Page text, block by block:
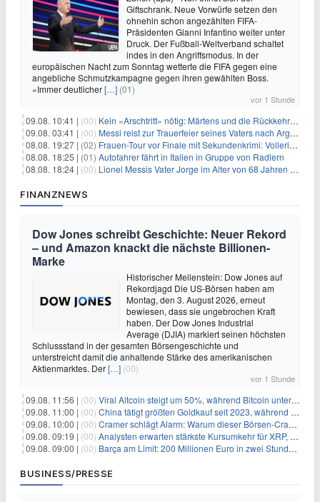
Giftschrank. Neue Vorwürfe setzen den
ohnehin schon angezählten FIFA-
Präsidenten Gianni Infantino weiter unter
Druck. Der Fußball-Weltverband schaltet
indes in den Angriffsmodus. In der
europäischen Nacht zum Sonntag wetterte die FIFA gegen eine
angebliche Schmutzkampagne gegen ihren gewählten Boss.
«Immer deutlicher[…] (01)
vor 1 Stunde
09.08. 10:41 | (00) Kein «Arschtritt» nötig: Märtens und die Rückkehr nach Paris
09.08. 03:41 | (00) Messi reist zur Trauerfeier seines Vaters nach Argentinien
08.08. 19:27 | (02) Frauen-Tour vor Finale mit Sekundenkrimi: Vollering in Gelb
08.08. 18:25 | (01) Autofahrer fährt in Italien in Gruppe von Radlern
08.08. 18:24 | (00) Lionel Messis Vater Jorge im Alter von 68 Jahren gestorben
FINANZNEWS
Dow Jones schreibt Geschichte: Neuer Rekord
– und Amazon knackt die nächste Billionen-
Marke
Historischer Meilenstein: Dow Jones auf
Rekordjagd Die US-Börsen haben am
Montag, den 3. August 2026, erneut
bewiesen, dass sie ungebrochen Kraft
haben. Der Dow Jones Industrial
Average (DJIA) markiert seinen höchsten
Schlussstand in der gesamten Börsengeschichte und
unterstreicht damit die anhaltende Stärke des amerikanischen
Aktienmarktes. Der[…] (00)
vor 1 Stunde
09.08. 11:56 | (00) Viral Altcoin steigt um 50%, während Bitcoin unter $65.000 fällt
09.08. 11:00 | (00) China tätigt größten Goldkauf seit 2023, während Goldpreis um 8% steigt
09.08. 10:00 | (00) Cramer schlägt Alarm: Warum dieser Börsen-Crash die beste Einstiegschance seit Monaten ist
09.08. 09:19 | (00) Analysten erwarten stärkste Kursumkehr für XRP, während Polymarket skeptisch bleibt
09.08. 09:00 | (00) Barça am Limit: 200 Millionen Euro in zwei Stunden – warum dieser Schuldentrip hochgefährlich wird
BUSINESS/PRESSE